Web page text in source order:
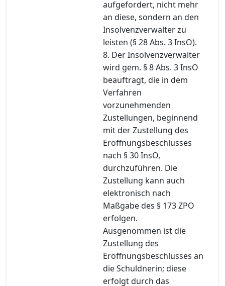
aufgefordert, nicht mehr
an diese, sondern an den
Insolvenzverwalter zu
leisten (§ 28 Abs. 3 InsO).
8. Der Insolvenzverwalter
wird gem. § 8 Abs. 3 InsO
beauftragt, die in dem
Verfahren
vorzunehmenden
Zustellungen, beginnend
mit der Zustellung des
Eröffnungsbeschlusses
nach § 30 InsO,
durchzuführen. Die
Zustellung kann auch
elektronisch nach
Maßgabe des § 173 ZPO
erfolgen.
Ausgenommen ist die
Zustellung des
Eröffnungsbeschlusses an
die Schuldnerin; diese
erfolgt durch das